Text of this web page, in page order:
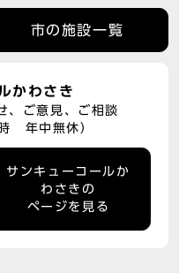
市の施設一覧
かわさき
、ご意見、ご相談
年中無休）
サンキューコールか
わさきの
ページを見る